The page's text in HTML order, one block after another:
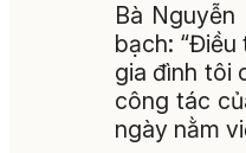
Bà
bạch:
gia đình tôi
công tác
ngày nằm